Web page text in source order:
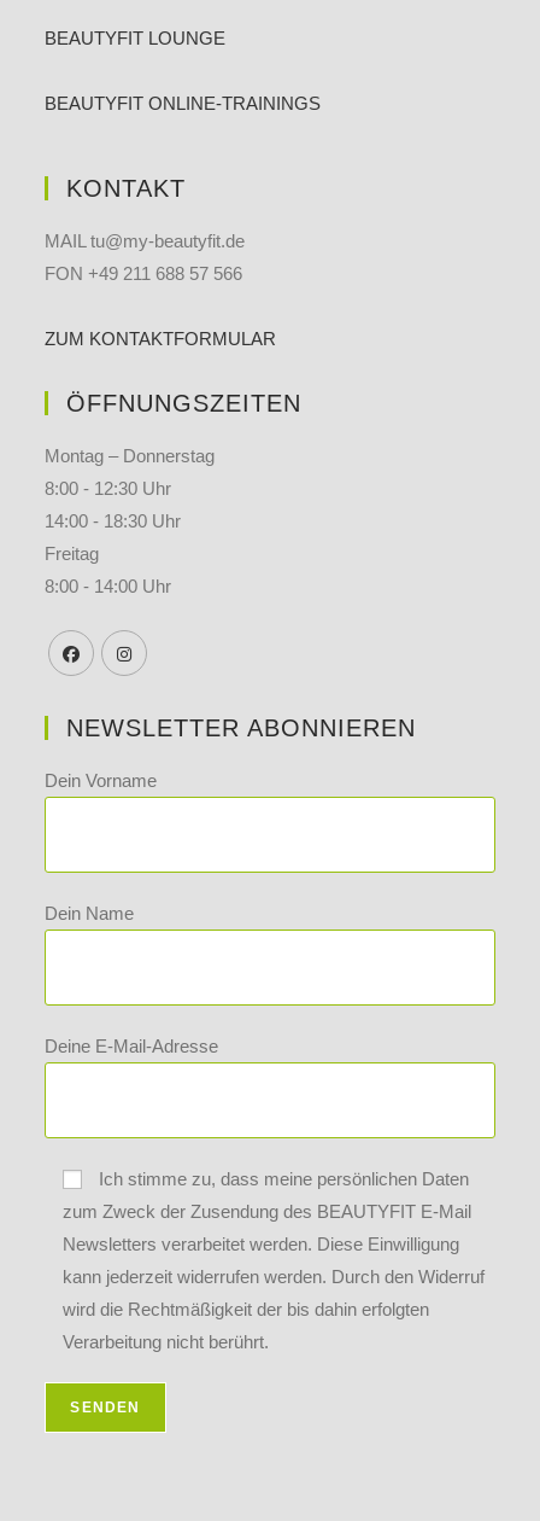
BEAUTYFIT LOUNGE
BEAUTYFIT ONLINE-TRAININGS
KONTAKT
MAIL tu@my-beautyfit.de
FON +49 211 688 57 566
ZUM KONTAKTFORMULAR
ÖFFNUNGSZEITEN
Montag – Donnerstag
8:00 - 12:30 Uhr
14:00 - 18:30 Uhr
Freitag
8:00 - 14:00 Uhr
NEWSLETTER ABONNIEREN
Dein Vorname
Dein Name
Deine E-Mail-Adresse
Ich stimme zu, dass meine persönlichen Daten
zum Zweck der Zusendung des BEAUTYFIT E-Mail
Newsletters verarbeitet werden. Diese Einwilligung
kann jederzeit widerrufen werden. Durch den Widerruf
wird die Rechtmäßigkeit der bis dahin erfolgten
Verarbeitung nicht berührt.